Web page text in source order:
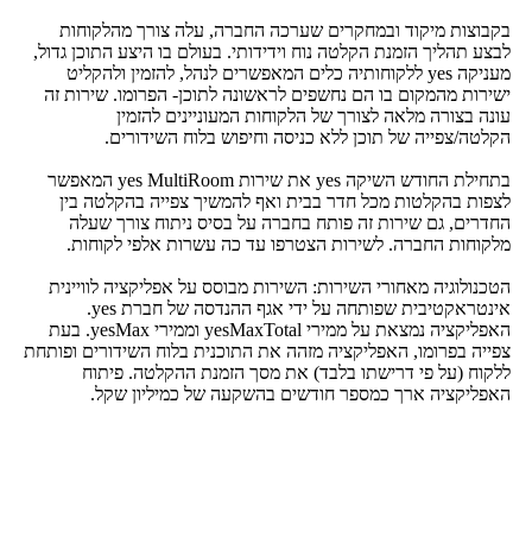
בקבוצות מיקוד ובמחקרים שערכה החברה, עלה צורך מהלקוחות
לבצע תהליך הזמנת הקלטה נוח וידידותי. בעולם בו היצע התוכן גדול,
מעניקה yes ללקוחותיה כלים המאפשרים לנהל, להזמין ולהקליט
ישירות מהמקום בו הם נחשפים לראשונה לתוכן- הפרומו. שירות זה
עונה בצורה מלאה לצורך של הלקוחות המעוניינים להזמין
הקלטה/צפייה של תוכן ללא כניסה וחיפוש בלוח השידורים.
בתחילת החודש השיקה yes את שירות yes MultiRoom המאפשר
לצפות בהקלטות מכל חדר בבית ואף להמשיך צפייה בהקלטה בין
החדרים, גם שירות זה פותח בחברה על בסיס ניתוח צורך שעלה
מלקוחות החברה. לשירות הצטרפו עד כה עשרות אלפי לקוחות.
הטכנולוגיה מאחורי השירות: השירות מבוסס על אפליקציה לוויינית
אינטראקטיבית שפותחה על ידי אגף ההנדסה של חברת yes.
האפליקציה נמצאת על ממירי yesMaxTotal וממירי yesMax. בעת
צפייה בפרומו, האפליקציה מזהה את התוכנית בלוח השידורים ופותחת
ללקוח (על פי דרישתו בלבד) את מסך הזמנת ההקלטה. פיתוח
האפליקציה ארך כמספר חודשים בהשקעה של כמיליון שקל.